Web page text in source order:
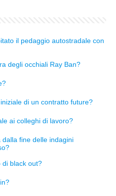
il pedaggio autostradale con
degli occhiali Ray Ban?
di un contratto future?
ai colleghi di lavoro?
fine delle indagini
di black out?